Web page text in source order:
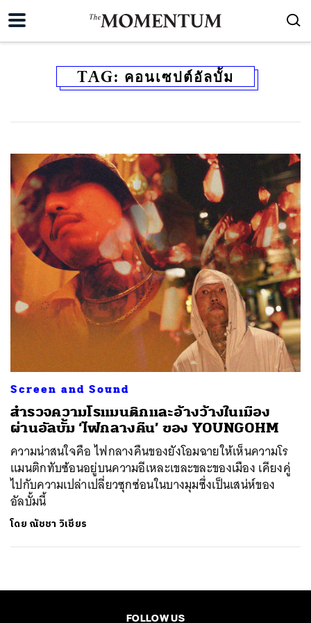
TAG: คอนเซปต์อัลบั้ม
Screen and Sound
สำรวจความโรแมนติกและอ้างว้างในเมือง
ผ่านอัลบั้ม ‘ไฟกลางคืน’ ของ YOUNGOHM
ความน่าสนใจคือ ไฟกลางคืนของยังโอมฉายให้เห็นความโร
แมนติกทับซ้อนอยู่บนความอีเหละเขละขละของเมือง เคียงคู่
ไปกับความเปล่าเปลี่ยวซุกซ่อนในบางมุมซึ่งเป็นเสน่ห์ของ
อัลบั้มนี้
โดย ณัชชา วิเชียร
FOLLOW US
SHARE TWEET LINE EMAIL